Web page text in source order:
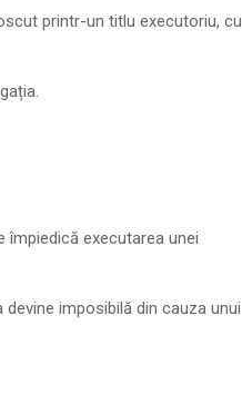
printr-un titlu executoriu, cu
împiedică executarea unei
imposibilă din cauza unui